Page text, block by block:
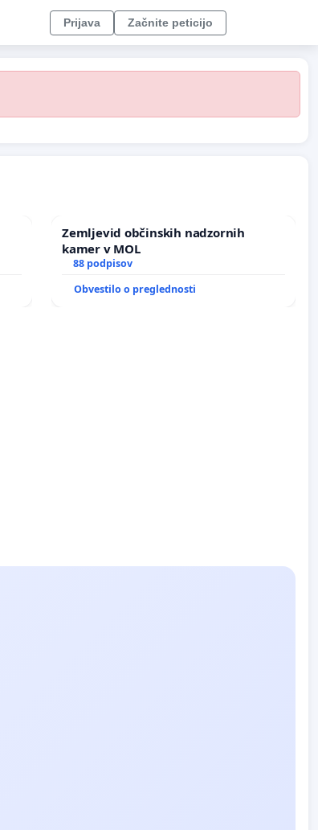
Prijava Začnite peticijo
Zemljevid občinskih nadzornih
kamer v MOL
88 podpisov
Obvestilo o preglednosti